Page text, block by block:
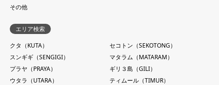
その他
エリア検索
クタ（KUTA）
セコトン（SEKOTONG）
スンギギ（SENGIGI）
マタラム（MATARAM）
プラヤ（PRAYA）
ギリ３島（GILI）
ウタラ（UTARA）
ティムール（TIMUR）